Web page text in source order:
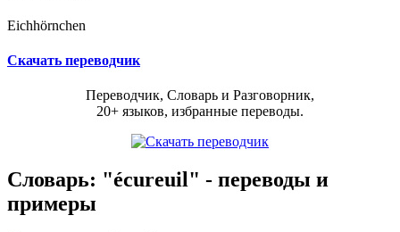
Eichhörnchen
Скачать переводчик
Переводчик, Словарь и Разговорник,
20+ языков, избранные переводы.
Словарь: "écureuil" - переводы и
примеры